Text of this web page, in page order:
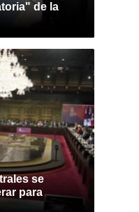
de la
se
para